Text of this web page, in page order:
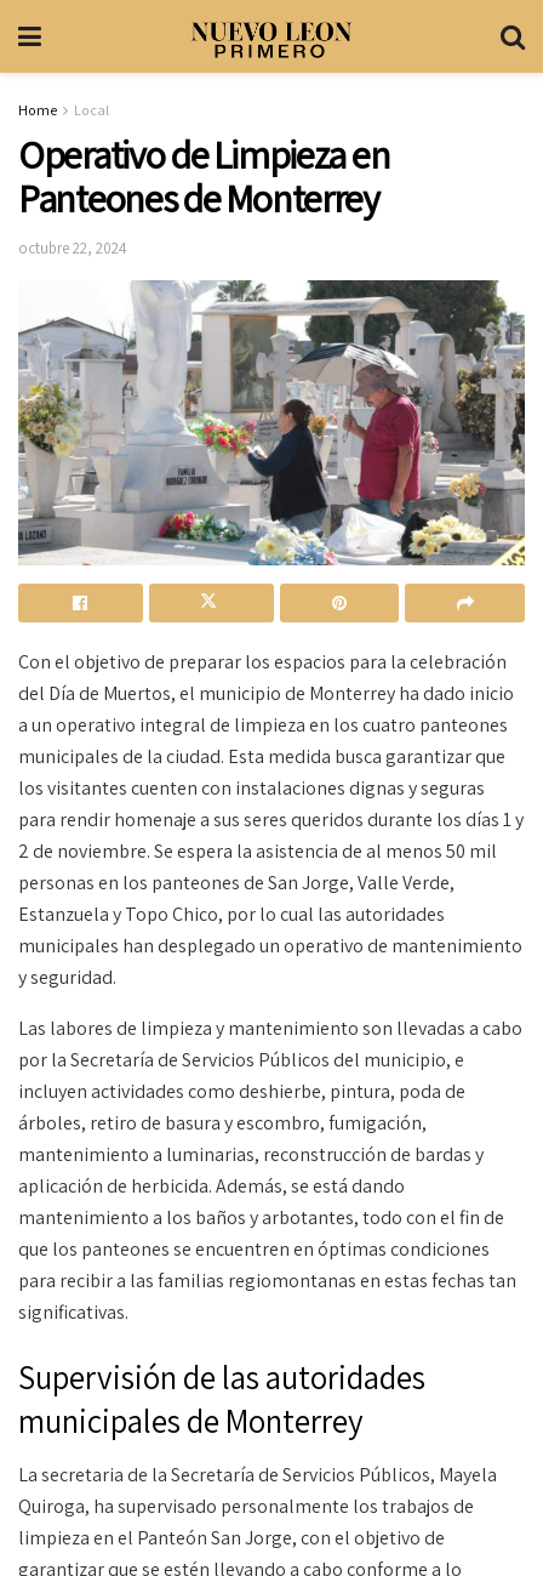
Home Local
Operativo de Limpieza en
Panteones de Monterrey
octubre 22, 2024
Con el objetivo de preparar los espacios para la celebración
del Día de Muertos, el municipio de Monterrey ha dado inicio
a un operativo integral de limpieza en los cuatro panteones
municipales de la ciudad. Esta medida busca garantizar que
los visitantes cuenten con instalaciones dignas y seguras
para rendir homenaje a sus seres queridos durante los días 1 y
2 de noviembre. Se espera la asistencia de al menos 50 mil
personas en los panteones de San Jorge, Valle Verde,
Estanzuela y Topo Chico, por lo cual las autoridades
municipales han desplegado un operativo de mantenimiento
y seguridad.
Las labores de limpieza y mantenimiento son llevadas a cabo
por la Secretaría de Servicios Públicos del municipio, e
incluyen actividades como deshierbe, pintura, poda de
árboles, retiro de basura y escombro, fumigación,
mantenimiento a luminarias, reconstrucción de bardas y
aplicación de herbicida. Además, se está dando
mantenimiento a los baños y arbotantes, todo con el fin de
que los panteones se encuentren en óptimas condiciones
para recibir a las familias regiomontanas en estas fechas tan
significativas.
Supervisión de las autoridades
municipales de Monterrey
La secretaria de la Secretaría de Servicios Públicos, Mayela
Quiroga, ha supervisado personalmente los trabajos de
limpieza en el Panteón San Jorge, con el objetivo de
garantizar que se estén llevando a cabo conforme a lo